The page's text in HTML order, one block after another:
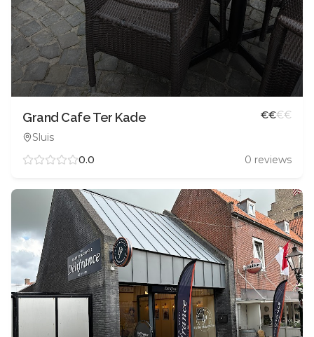
Grand Cafe Ter Kade
Sluis
€€€€
0.0 0 reviews